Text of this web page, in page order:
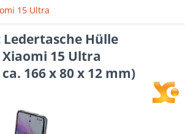
15 Ultra
Ledertasche Hülle
15 Ultra
166 x 80 x 12 mm)